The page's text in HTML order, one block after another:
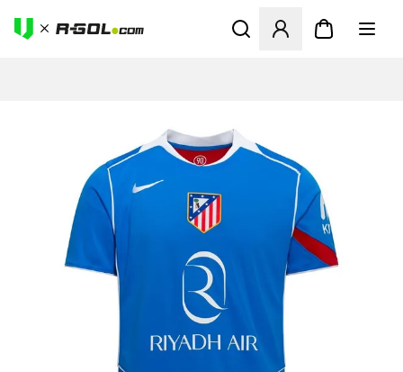
Odpre Modal za prijavo ali